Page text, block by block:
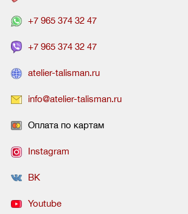
+7 965 374 32 47
+7 965 374 32 47
atelier-talisman.ru
info@atelier-talisman.ru
Оплата по картам
Instagram
ВК
Youtube